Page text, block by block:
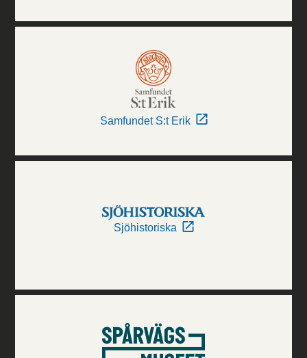
Samfundet S:t Erik
Sjöhistoriska